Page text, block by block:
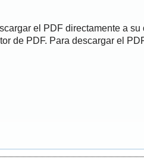
el PDF directamente a
de PDF. Para descargar el